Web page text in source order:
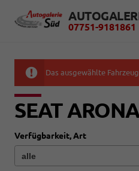
07751-9181861
Das ausgewählte
SEAT
Verfügbarkeit, Art